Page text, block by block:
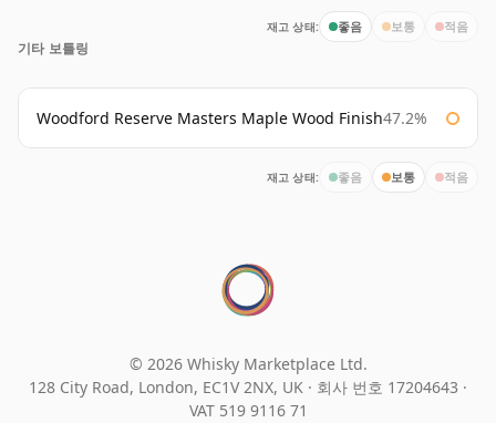
재고 상태: 좋음 보통 적음
기타 보틀링
Woodford Reserve Masters Maple Wood Finish47.2%
재고 상태: 좋음 보통 적음
© 2026 Whisky Marketplace Ltd.
128 City Road, London, EC1V 2NX, UK · 회사 번호 17204643 ·
VAT 519 9116 71